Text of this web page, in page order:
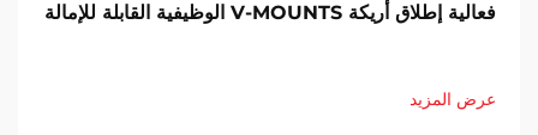
فعالية إطلاق أريكة V-MOUNTS الوظيفية القابلة للإمالة
عرض المزيد